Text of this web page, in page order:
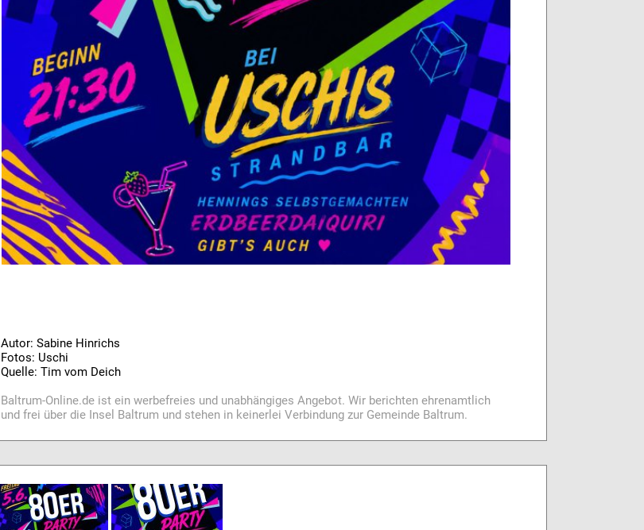
Autor: Sabine Hinrichs
Fotos: Uschi
Quelle: Tim vom Deich
Baltrum-Online.de ist ein werbefreies und unabhängiges Angebot. Wir berichten ehrenamtlich
und frei über die Insel Baltrum und stehen in keinerlei Verbindung zur Gemeinde Baltrum.